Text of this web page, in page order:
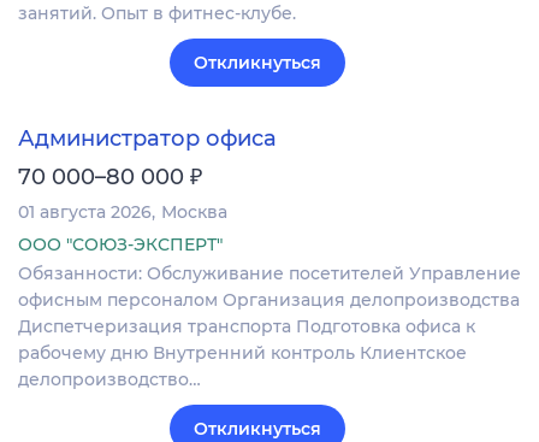
занятий. Опыт в фитнес-клубе.
Откликнуться
Администратор офиса
70 000–80 000 ₽
01 августа 2026 Москва
ООО "СОЮЗ-ЭКСПЕРТ"
Обязанности: Обслуживание посетителей Управление
офисным персоналом Организация делопроизводства
Диспетчеризация транспорта Подготовка офиса к
рабочему дню Внутренний контроль Клиентское
делопроизводство…
Откликнуться